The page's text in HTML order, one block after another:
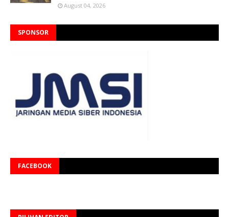
August 04, 2026
SPONSOR
FACEBOOK